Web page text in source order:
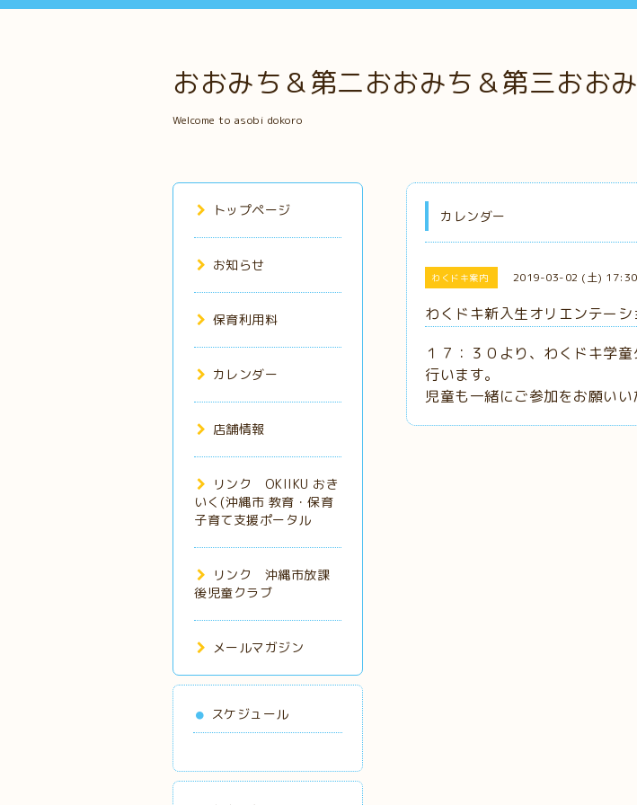
おおみち＆第二おおみち＆第三おお
Welcome to asobi dokoro
カレンダー
わくドキ案内 2019-03-02 (土)
わくドキ新入生オリエンテーシ
１７：３０より、わくドキ学
行います。
児童も一緒にご参加をお願いい
トップページ
お知らせ
保育利用料
カレンダー
店舗情報
リンク OKIIKU おき
いく(沖縄市 教育・保育
子育て支援ポータル
リンク 沖縄市放課
後児童クラブ
メールマガジン
スケジュール